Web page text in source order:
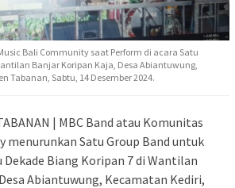
Bali Community saat Perform di acara Satu
Banjar Koripan Kaja, Desa Abiantuwung,
Tabanan, Sabtu, 14 Desember 2024.
| MBC Band atau Komunitas
menurunkan Satu Group Band untuk
Biang Koripan 7 di Wantilan
Abiantuwung, Kecamatan Kediri,